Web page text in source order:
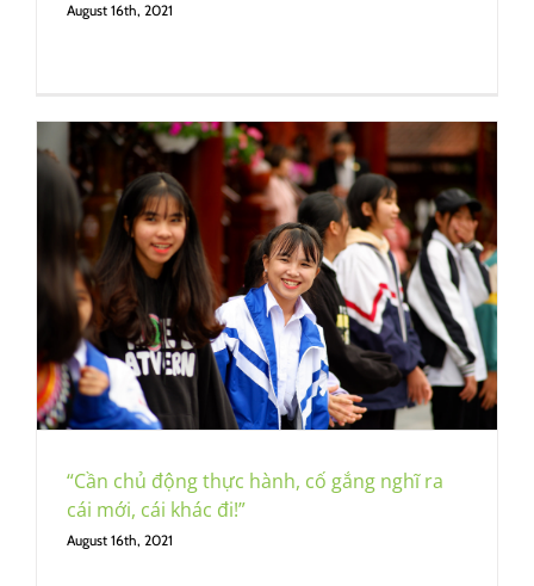
August 16th, 2021
“Cần chủ động thực hành, cố gắng nghĩ ra
cái mới, cái khác đi!”
August 16th, 2021